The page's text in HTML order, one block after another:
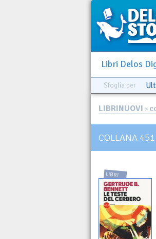
Libri Delos
Sfoglia per
LIBRINUOVI >
COLLANA 451
LIBRI